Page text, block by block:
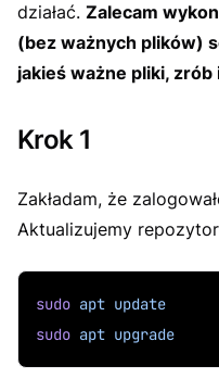
działać. Zalecam
(bez ważnych plików)
jakieś ważne pliki,
Krok 1
Zakładam, że
Aktualizujemy
sudo apt update
sudo apt upgrade